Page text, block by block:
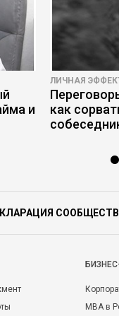
и
ЛИЧНАЯ
как
MBA в